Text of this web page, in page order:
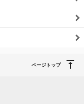
ページトップ